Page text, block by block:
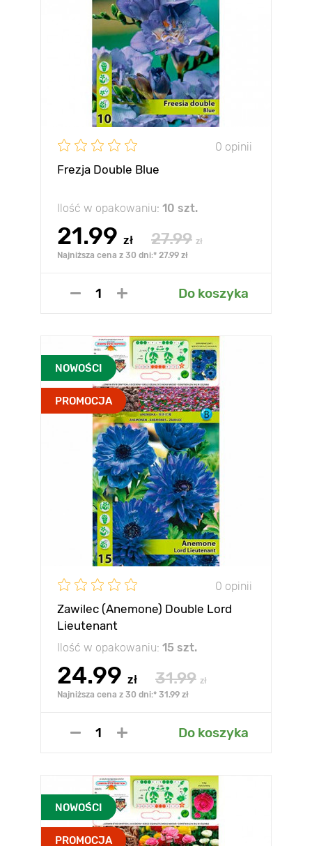
0 opinii
Frezja Double Blue
Ilość w opakowaniu: 10 szt.
21.99 zł 27.99 zł
Najniższa cena z 30 dni:* 27.99 zł
Do koszyka
NOWOŚCI
PROMOCJA
0 opinii
Zawilec (Anemone) Double Lord
Lieutenant
Ilość w opakowaniu: 15 szt.
24.99 zł 31.99 zł
Najniższa cena z 30 dni:* 31.99 zł
Do koszyka
NOWOŚCI
PROMOCJA